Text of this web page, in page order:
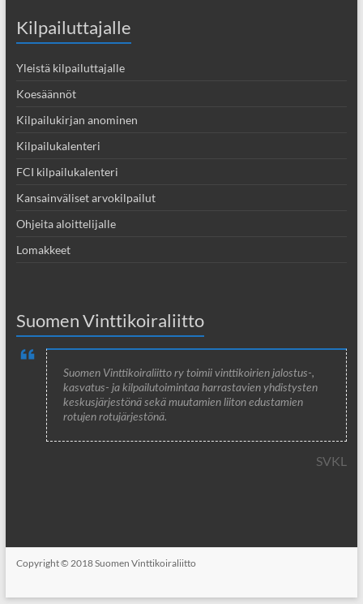
Kilpailuttajalle
Yleistä kilpailuttajalle
Koesäännöt
Kilpailukirjan anominen
Kilpailukalenteri
FCI kilpailukalenteri
Kansainväliset arvokilpailut
Ohjeita aloittelijalle
Lomakkeet
Suomen Vinttikoiraliitto
Suomen Vinttikoiraliitto ry toimii vinttikoirien jalostus-,
kasvatus- ja kilpailutoimintaa harrastavien yhdistysten
keskusjärjestönä sekä muutamien liiton edustamien
rotujen rotujärjestönä.
SVKL